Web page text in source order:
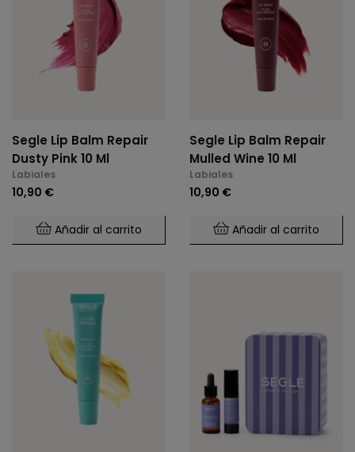
Segle Lip Balm Repair
Dusty Pink 10 Ml
Labiales
10,90 €
Añadir al carrito
Segle Lip Balm Repair
Mulled Wine 10 Ml
Labiales
10,90 €
Añadir al carrito